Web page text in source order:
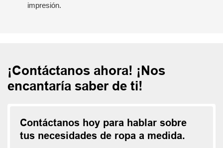
impresión.
¡Contáctanos ahora! ¡Nos
encantaría saber de ti!
Contáctanos hoy para hablar sobre
tus necesidades de ropa a medida.